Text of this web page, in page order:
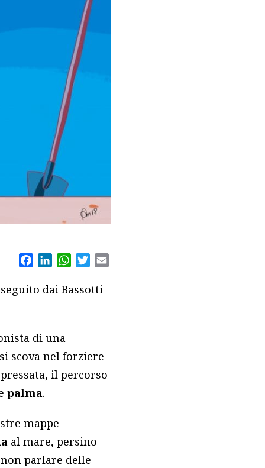
FacebookLinkedInWhatsApp
Twitter
dai Bassotti
di una
scova nel forziere
il percorso
palma.
mappe
al mare, persino
parlare delle